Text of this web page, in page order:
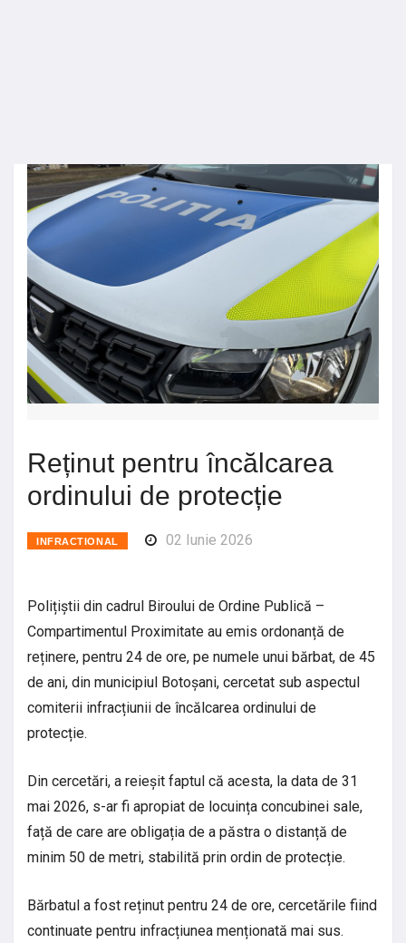
Reținut pentru încălcarea
ordinului de protecție
INFRACTIONAL 02 Iunie 2026
Polițiștii din cadrul Biroului de Ordine Publică –
Compartimentul Proximitate au emis ordonanță de
reținere, pentru 24 de ore, pe numele unui bărbat, de 45
de ani, din municipiul Botoșani, cercetat sub aspectul
comiterii infracțiunii de încălcarea ordinului de
protecție.
Din cercetări, a reieșit faptul că acesta, la data de 31
mai 2026, s-ar fi apropiat de locuința concubinei sale,
față de care are obligația de a păstra o distanță de
minim 50 de metri, stabilită prin ordin de protecție.
Bărbatul a fost reținut pentru 24 de ore, cercetările fiind
continuate pentru infracțiunea menționată mai sus.